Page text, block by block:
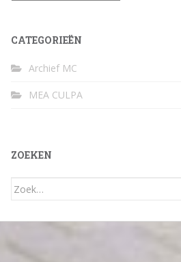
CATEGORIEËN
Archief MC
MEA CULPA
ZOEKEN
Zoek